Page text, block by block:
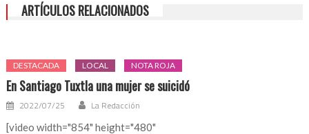
ARTÍCULOS RELACIONADOS
DESTACADA LOCAL NOTA ROJA
En Santiago Tuxtla una mujer se suicidó
2022/07/25 La Redacción
[video width="854" height="480"